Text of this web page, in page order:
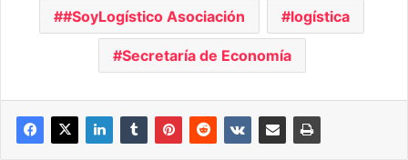
#SoyLogístico Asociación logística
Secretaría de Economía